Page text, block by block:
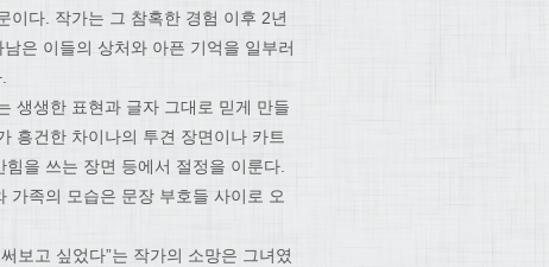
이다. 작가는 그 참혹한 경험 이후 2년
은 이들의 상처와 아픈 기억을 일부러
생생한 표현과 글자 그대로 믿게 만들
흥건한 차이나의 투견 장면이나 카트
을 쓰는 장면 등에서 절정을 이룬다.
가족의 모습은 문장 부호들 사이로 오
보고 싶었다”는 작가의 소망은 그녀였